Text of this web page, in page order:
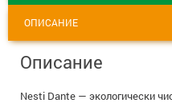
ОПИСАНИЕ
Описание
Nesti Dante — экологически